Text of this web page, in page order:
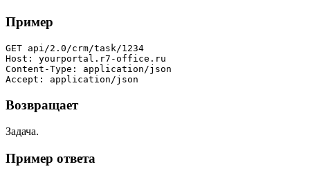
Пример
GET api/2.0/crm/task/1234
Host: yourportal.r7-office.ru
Content-Type: application/json
Accept: application/json
Возвращает
Задача.
Пример ответа